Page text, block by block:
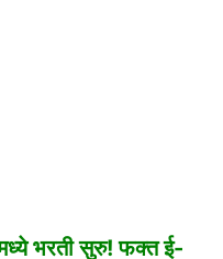
भरती सुरु! फक्त ई-